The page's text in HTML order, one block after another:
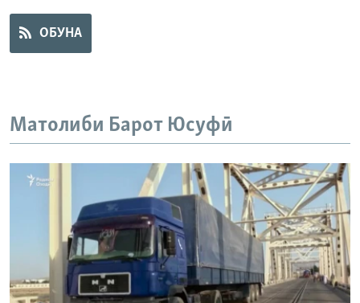
Русский
Ҳамаи сомонаҳои RFE/RL
ОБУНА
Матолиби Барот Юсуфӣ